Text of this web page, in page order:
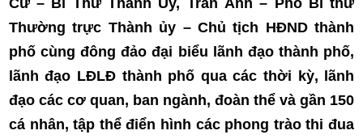
Thường trực Thành ủy – Chủ tịch HĐND thành
phố cùng đông đảo đại biểu lãnh đạo thành phố,
lãnh đạo LĐLĐ thành phố qua các thời kỳ, lãnh
đạo các cơ quan, ban ngành, đoàn thể và gần 150
cá nhân, tập thể điển hình các phong trào thi đua